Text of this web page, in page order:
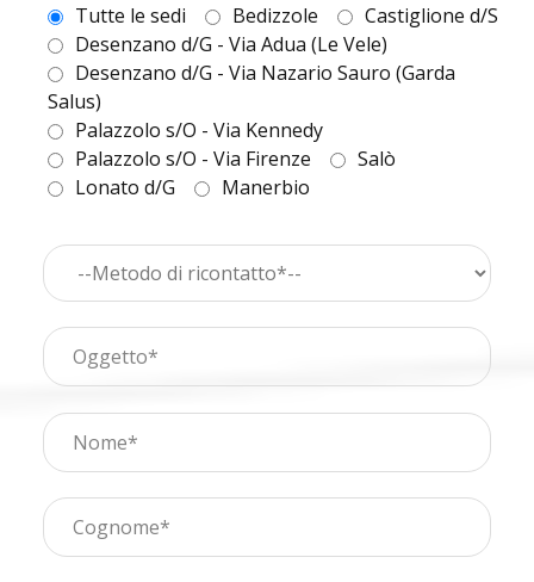
Tutte le sedi
Bedizzole
Castiglione d/S
Desenzano d/G - Via Adua (Le Vele)
Desenzano d/G - Via Nazario Sauro (Garda
Salus)
Palazzolo s/O - Via Kennedy
Palazzolo s/O - Via Firenze
Salò
Lonato d/G
Manerbio